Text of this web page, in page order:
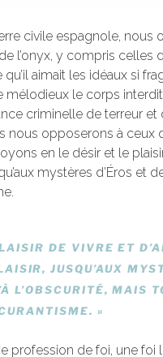
civile espagnole, nous
l’onyx, y compris celles
aimait les idéaux si
mélodieux le corps
criminelle de terreur et
nous opposerons à ceux
en le désir et le plaisir
mystères d’Éros et
DE VIVRE ET
JUSQU’AUX
L’OBSCURITÉ, MAIS
»
profession de foi, une